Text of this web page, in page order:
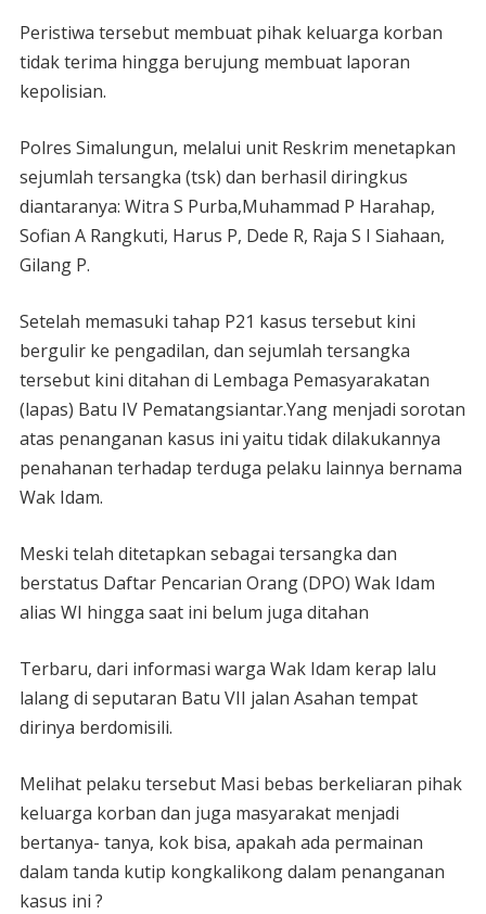
Peristiwa tersebut membuat pihak keluarga korban
tidak terima hingga berujung membuat laporan
kepolisian.
Polres Simalungun, melalui unit Reskrim menetapkan
sejumlah tersangka (tsk) dan berhasil diringkus
diantaranya: Witra S Purba,Muhammad P Harahap,
Sofian A Rangkuti, Harus P, Dede R, Raja S I Siahaan,
Gilang P.
Setelah memasuki tahap P21 kasus tersebut kini
bergulir ke pengadilan, dan sejumlah tersangka
tersebut kini ditahan di Lembaga Pemasyarakatan
(lapas) Batu IV Pematangsiantar.Yang menjadi sorotan
atas penanganan kasus ini yaitu tidak dilakukannya
penahanan terhadap terduga pelaku lainnya bernama
Wak Idam.
Meski telah ditetapkan sebagai tersangka dan
berstatus Daftar Pencarian Orang (DPO) Wak Idam
alias WI hingga saat ini belum juga ditahan
Terbaru, dari informasi warga Wak Idam kerap lalu
lalang di seputaran Batu VII jalan Asahan tempat
dirinya berdomisili.
Melihat pelaku tersebut Masi bebas berkeliaran pihak
keluarga korban dan juga masyarakat menjadi
bertanya- tanya, kok bisa, apakah ada permainan
dalam tanda kutip kongkalikong dalam penanganan
kasus ini ?